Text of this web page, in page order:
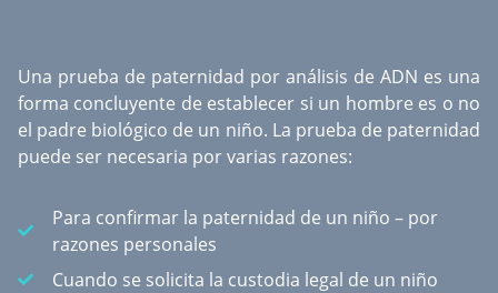
Una prueba de paternidad por análisis de ADN es una
forma concluyente de establecer si un hombre es o no
el padre biológico de un niño. La prueba de paternidad
puede ser necesaria por varias razones:
Para confirmar la paternidad de un niño – por
razones personales
Cuando se solicita la custodia legal de un niño